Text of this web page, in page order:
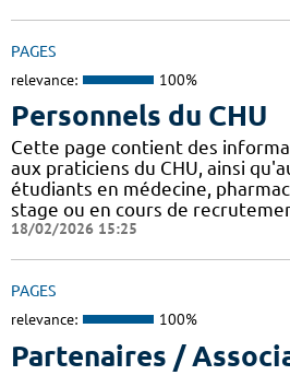
PAGES
relevance: 100%
Personnels du CHU
Cette page contient des
aux praticiens du CHU, ainsi
étudiants en médecine,
stage ou en cours de
18/02/2026 15:25
PAGES
relevance: 100%
Partenaires /